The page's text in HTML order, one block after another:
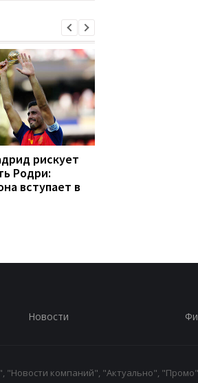
рискует
Родри:
вступает в
Новости
компаний", "Актуально",